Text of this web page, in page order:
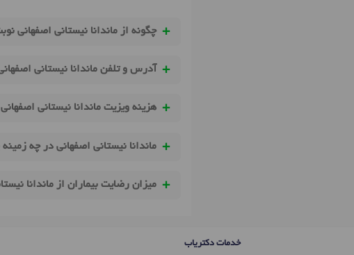
چگونه از ماندانا نیستانی اصفهانی
آدرس و تلفن ماندانا نیستانی
هزینه ویزیت ماندانا نیستانی
ماندانا نیستانی اصفهانی در چه
میزان رضایت بیماران از ماندانا
خدمات دکتریاب